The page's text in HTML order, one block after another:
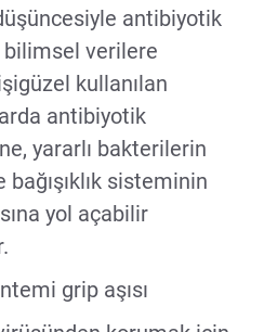
antibiyotik
bilimsel verilere
kullanılan
antibiyotik
yararlı bakterilerin
sisteminin
yol açabilir
grip aşısı